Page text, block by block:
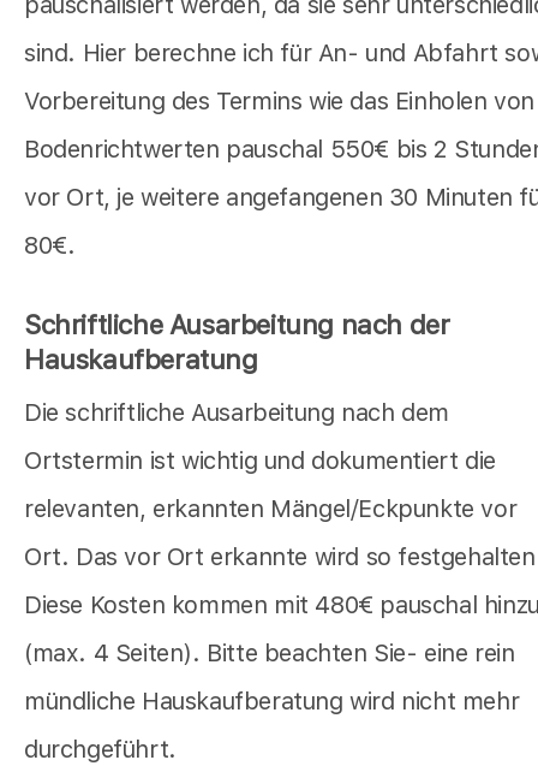
sind. Hier berechne ich für An- und Abfahrt
Vorbereitung des Termins wie das Einholen von
Bodenrichtwerten pauschal 550€ bis 2
vor Ort, je weitere angefangenen 30 Minuten
80€.
Schriftliche Ausarbeitung nach der
Hauskaufberatung
Die schriftliche Ausarbeitung nach dem
Ortstermin ist wichtig und dokumentiert die
relevanten, erkannten Mängel/Eckpunkte vor
Ort. Das vor Ort erkannte wird so
Diese Kosten kommen mit 480€ pauschal
(max. 4 Seiten). Bitte beachten Sie- eine rein
mündliche Hauskaufberatung wird nicht mehr
durchgeführt.